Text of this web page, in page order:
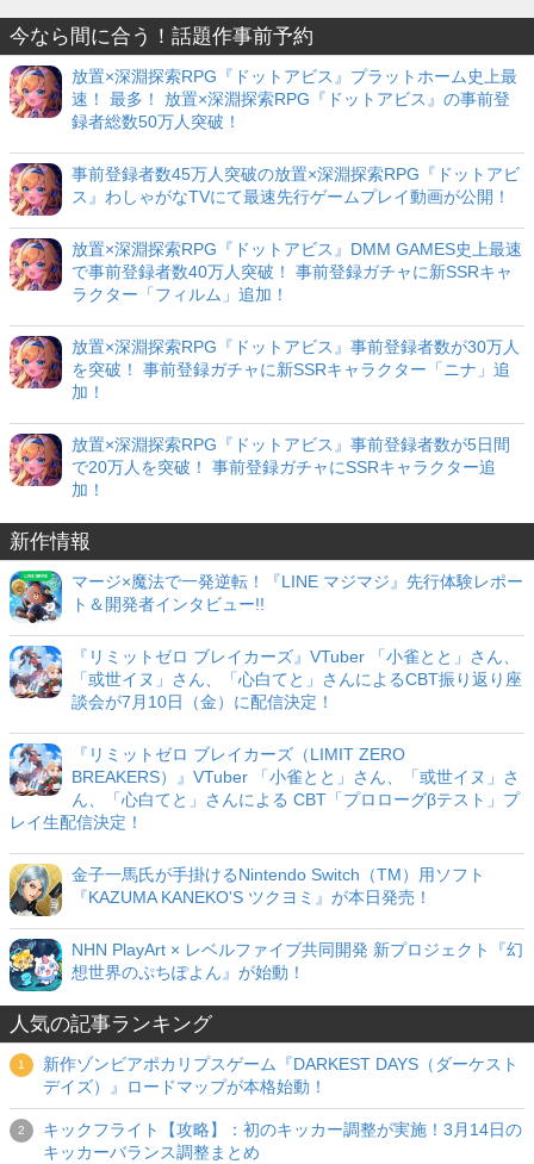
今なら間に合う！話題作事前予約
放置×深淵探索RPG『ドットアビス』プラットホーム史上最
速！ 最多！ 放置×深淵探索RPG『ドットアビス』の事前登
録者総数50万人突破！
事前登録者数45万人突破の放置×深淵探索RPG『ドットアビ
ス』わしゃがなTVにて最速先行ゲームプレイ動画が公開！
放置×深淵探索RPG『ドットアビス』DMM GAMES史上最速
で事前登録者数40万人突破！ 事前登録ガチャに新SSRキャ
ラクター「フィルム」追加！
放置×深淵探索RPG『ドットアビス』事前登録者数が30万人
を突破！ 事前登録ガチャに新SSRキャラクター「ニナ」追
加！
放置×深淵探索RPG『ドットアビス』事前登録者数が5日間
で20万人を突破！ 事前登録ガチャにSSRキャラクター追
加！
新作情報
マージ×魔法で一発逆転！『LINE マジマジ』先行体験レポー
ト＆開発者インタビュー!!
『リミットゼロ ブレイカーズ』VTuber 「小雀とと」さん、
「或世イヌ」さん、「心白てと」さんによるCBT振り返り座
談会が7月10日（金）に配信決定！
『リミットゼロ ブレイカーズ（LIMIT ZERO
BREAKERS）』VTuber 「小雀とと」さん、「或世イヌ」さ
ん、「心白てと」さんによる CBT「プロローグβテスト」プ
レイ生配信決定！
金子一馬氏が手掛けるNintendo Switch（TM）用ソフト
『KAZUMA KANEKO'S ツクヨミ』が本日発売！
NHN PlayArt × レベルファイブ共同開発 新プロジェクト『幻
想世界のぷちぽよん』が始動！
人気の記事ランキング
新作ゾンビアポカリプスゲーム『DARKEST DAYS（ダーケスト
デイズ）』ロードマップが本格始動！
キックフライト【攻略】：初のキッカー調整が実施！3月14日の
キッカーバランス調整まとめ